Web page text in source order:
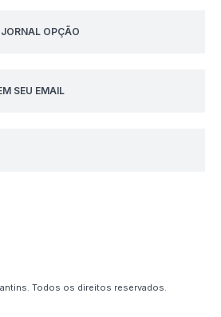
OPÇÃO
SEU EMAIL
Todos os direitos reservados.